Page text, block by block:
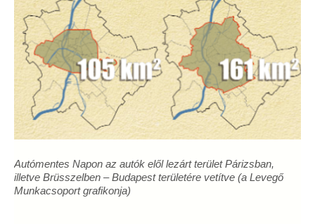
Autómentes Napon az autók elől lezárt terület Párizsban,
illetve Brüsszelben – Budapest területére vetítve (a Levegő
Munkacsoport grafikonja)